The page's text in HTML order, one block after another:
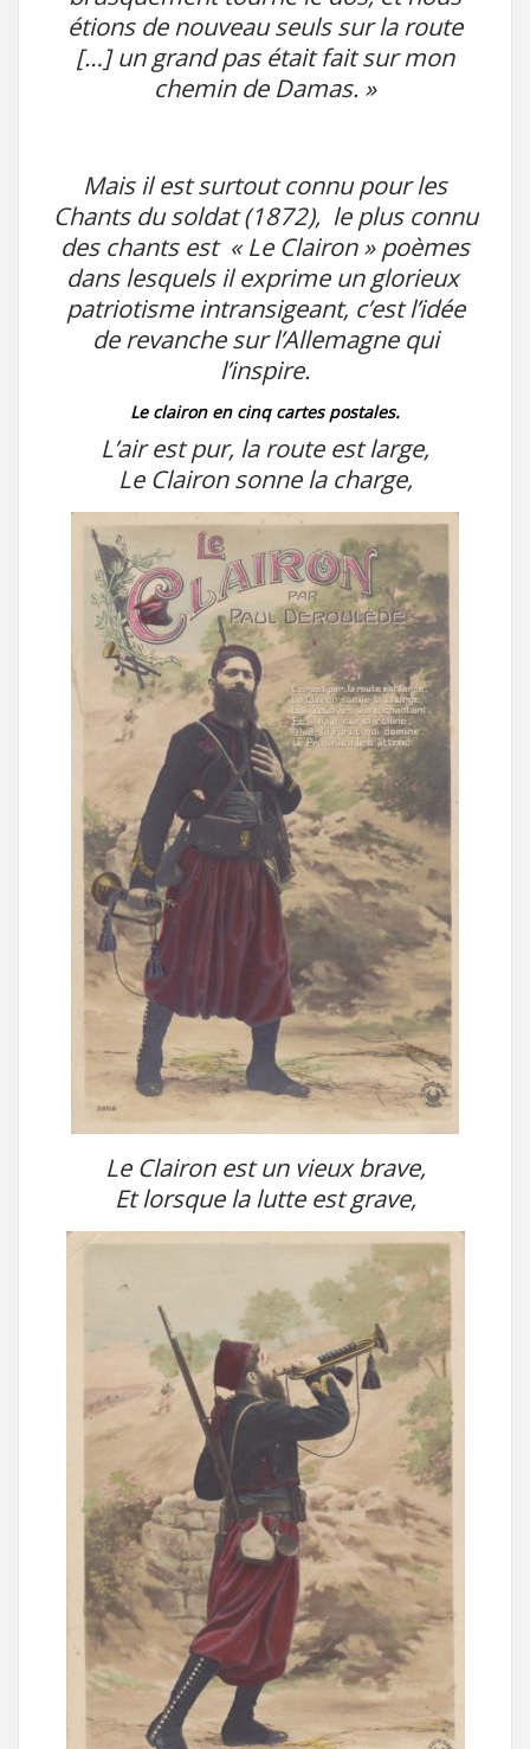
étions de nouveau seuls sur la route
[…] un grand pas était fait sur mon
chemin de Damas. »
Mais il est surtout connu pour les
Chants du soldat (1872), le plus connu
des chants est « Le Clairon » poèmes
dans lesquels il exprime un glorieux
patriotisme intransigeant, c’est l’idée
de revanche sur l’Allemagne qui
l’inspire.
Le clairon en cinq cartes postales.
L’air est pur, la route est large,
Le Clairon sonne la charge,
Le Clairon est un vieux brave,
Et lorsque la lutte est grave,